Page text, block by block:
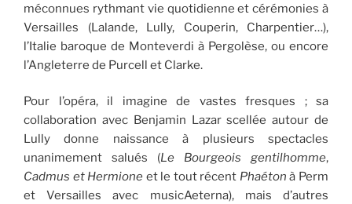
méconnues rythmant vie quotidienne et cérémonies à
Versailles (Lalande, Lully, Couperin, Charpentier…),
l’Italie baroque de Monteverdi à Pergolèse, ou encore
l’Angleterre de Purcell et Clarke.
Pour l’opéra, il imagine de vastes fresques ; sa
collaboration avec Benjamin Lazar scellée autour de
Lully donne naissance à plusieurs spectacles
unanimement salués (Le Bourgeois gentilhomme,
Cadmus et Hermione et le tout récent Phaéton à Perm
et Versailles avec musicAeterna), mais d’autres